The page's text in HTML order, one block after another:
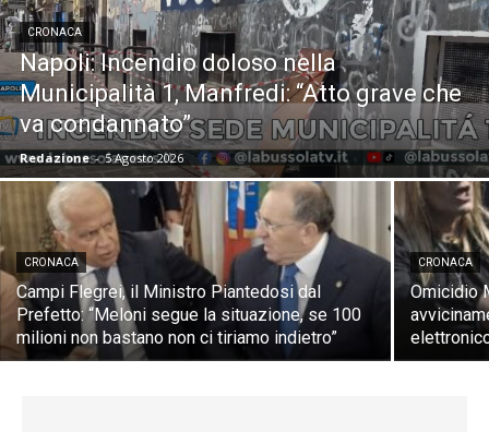
CRONACA
Napoli: Incendio doloso nella
Municipalità 1, Manfredi: “Atto grave che
va condannato”
Redazione - 5 Agosto 2026
CRONACA
Campi Flegrei, il Ministro Piantedosi dal
Prefetto: “Meloni segue la situazione, se 100
milioni non bastano non ci tiriamo indietro”
CRONACA
Omicidio